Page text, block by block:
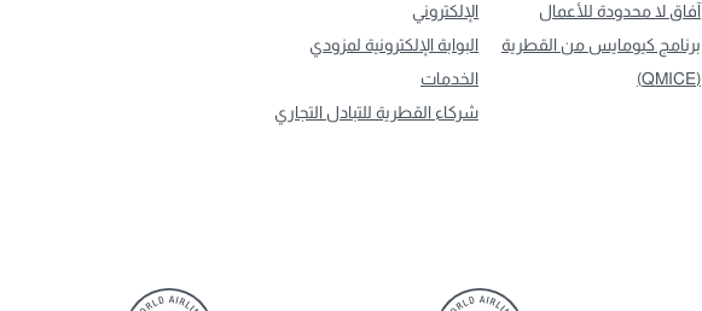
آفاق لا محدودة للأعمال
برنامج كيومايس من القطرية
(QMICE)
الإلكتروني
البوابة الإلكترونية لمزودي
الخدمات
شركاء القطرية للتبادل التجاري